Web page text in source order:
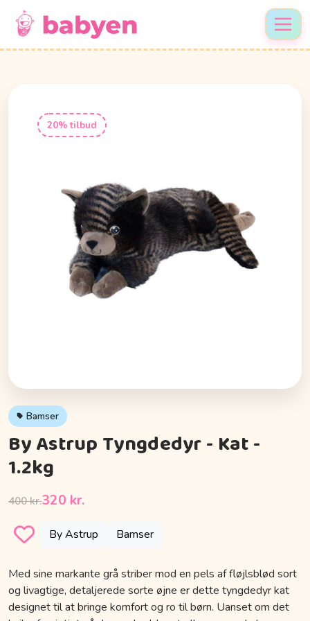
20% tilbud
Bamser
By Astrup Tyngdedyr - Kat -
1.2kg
400 kr.320 kr.
By Astrup Bamser
Med sine markante grå striber mod en pels af fløjlsblød sort
og livagtige, detaljerede sorte øjne er dette tyngdedyr kat
designet til at bringe komfort og ro til børn. Uanset om det